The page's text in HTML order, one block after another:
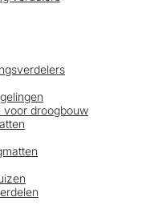
voor droogbouw